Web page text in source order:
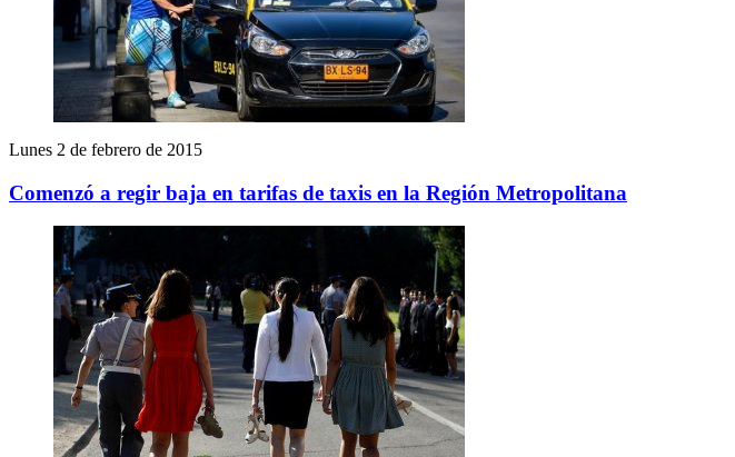
Lunes 2 de febrero de 2015
Comenzó a regir baja en tarifas de taxis en la Región Metropolitana